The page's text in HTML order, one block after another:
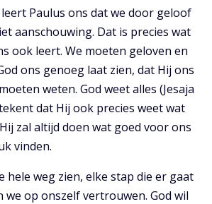
Paulus ons dat we door geloof
aanschouwing. Dat is precies wat
ook leert. We moeten geloven en
ons genoeg laat zien, dat Hij ons
weten. God weet alles (Jesaja
dat Hij ook precies weet wat
zal altijd doen wat goed voor ons
vinden.
hele weg zien, elke stap die er gaat
we op onszelf vertrouwen. God wil